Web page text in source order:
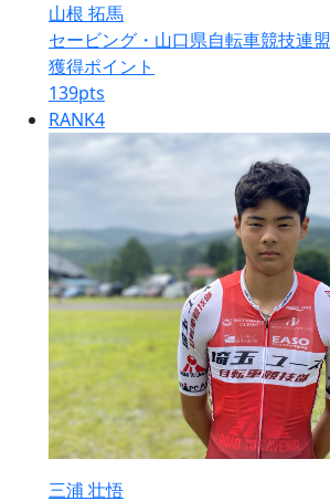
山根 拓馬
セービング・山口県自転車競技連盟
獲得ポイント
139pts
RANK4
三浦 壮悟